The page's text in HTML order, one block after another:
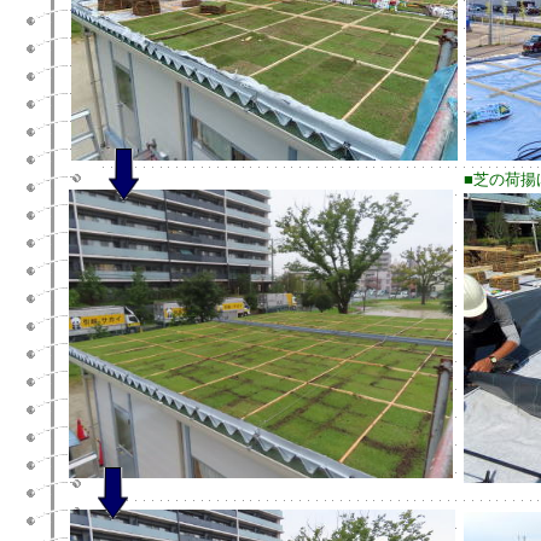
■芝の荷揚